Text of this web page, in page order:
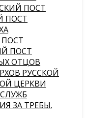
ПОСТ
ПОСТ
ПОСТ
ОТЦОВ
РУССКОЙ
ЦЕРКВИ
ЗА ТРЕБЫ.